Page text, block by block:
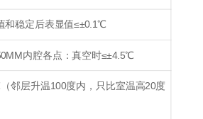
和稳定后表显值≤±0.1℃
内腔各点：真空时≤±4.5℃
邻层升温100度内，只比室温高20度